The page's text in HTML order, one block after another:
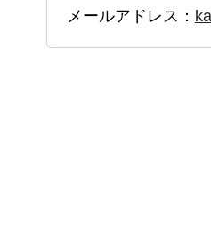
メールアドレス：